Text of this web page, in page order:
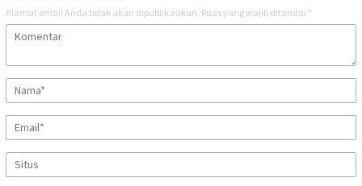
Alamat email Anda tidak akan dipublikasikan. Ruas yang wajib ditandai *